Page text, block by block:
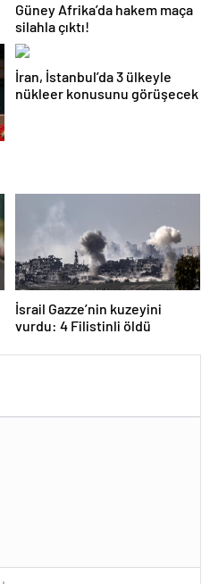
Güney Afrika’da hakem maça
silahla çıktı!
İran, İstanbul’da 3 ülkeyle
nükleer konusunu görüşecek
İsrail Gazze’nin kuzeyini
vurdu: 4 Filistinli öldü